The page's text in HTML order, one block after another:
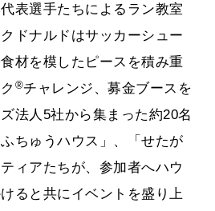
表選手たちによるラン教室
ドナルドはサッカーシュー
材を模したピースを積み重
®チャレンジ、募金ブースを
法人5社から集まった約20名
ちゅうハウス」、「せたが
ィアたちが、参加者へハウ
ると共にイベントを盛り上